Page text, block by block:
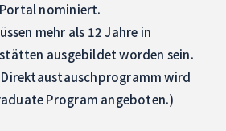
nominiert.
mehr als 12 Jahre in
ausgebildet worden sein.
wird
Program angeboten.)